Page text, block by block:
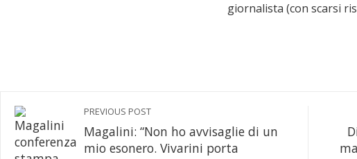
giornalista (con scarsi
PREVIOUS POST
Magalini: “Non ho avvisaglie di un
mio esonero. Vivarini porta